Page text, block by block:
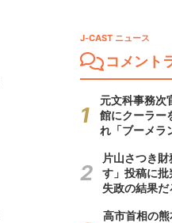
J-CAST ニュース
コメント
元文科事務次
館にクーラー
れ「ブーメラ
片山さつき
す」投稿に
失政の結果だ
高市首相の